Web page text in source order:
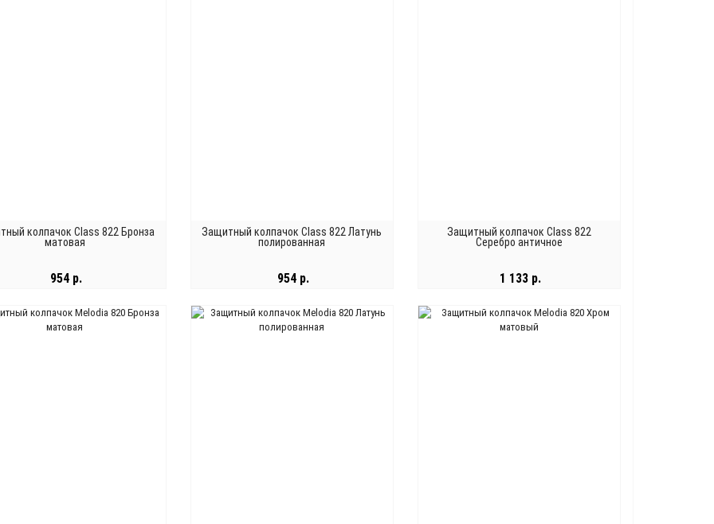
колпачок Class 822 Бронза
матовая
954 р.
В КОРЗИНУ
Защитный колпачок Class 822 Латунь
полированная
954 р.
В КОРЗИНУ
Защитный колпачок Class 822
Серебро античное
1 133 р.
В КОРЗИНУ